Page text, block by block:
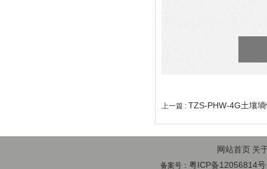
上一篇 : TZS-PHW-4G土壤
网站首页 关
备案号： 粤ICP备12056814号